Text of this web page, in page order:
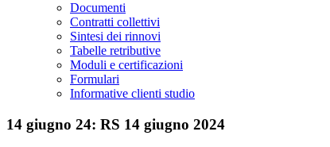
Documenti
Contratti collettivi
Sintesi dei rinnovi
Tabelle retributive
Moduli e certificazioni
Formulari
Informative clienti studio
14 giugno 24: RS 14 giugno 2024